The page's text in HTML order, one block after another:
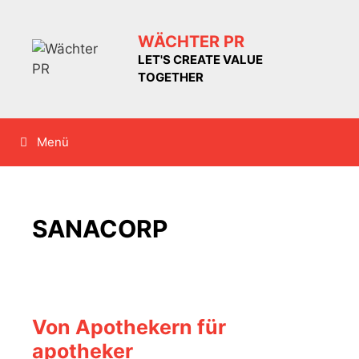
springen
WÄCHTER PR
LET'S CREATE VALUE
TOGETHER
Menü
SANACORP
Von Apothekern für
apotheker